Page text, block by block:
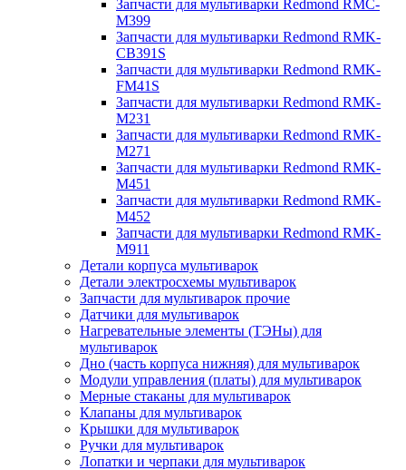
Запчасти для мультиварки Redmond RMC-
M399
Запчасти для мультиварки Redmond RMK-
CB391S
Запчасти для мультиварки Redmond RMK-
FM41S
Запчасти для мультиварки Redmond RMK-
M231
Запчасти для мультиварки Redmond RMK-
M271
Запчасти для мультиварки Redmond RMK-
M451
Запчасти для мультиварки Redmond RMK-
M452
Запчасти для мультиварки Redmond RMK-
M911
Детали корпуса мультиварок
Детали электросхемы мультиварок
Запчасти для мультиварок прочие
Датчики для мультиварок
Нагревательные элементы (ТЭНы) для
мультиварок
Дно (часть корпуса нижняя) для мультиварок
Модули управления (платы) для мультиварок
Мерные стаканы для мультиварок
Клапаны для мультиварок
Крышки для мультиварок
Ручки для мультиварок
Лопатки и черпаки для мультиварок